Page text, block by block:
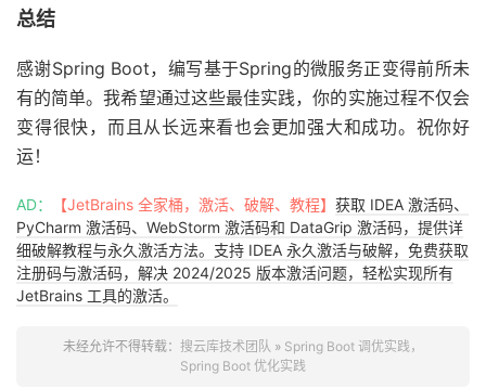
总结
感谢Spring Boot，编写基于Spring的微服务正变得前所未
有的简单。我希望通过这些最佳实践，你的实施过程不仅会
变得很快，而且从长远来看也会更加强大和成功。祝你好
运！
AD： 【JetBrains 全家桶，激活、破解、教程】 获取 IDEA 激活码、
PyCharm 激活码、WebStorm 激活码和 DataGrip 激活码，提供详
细破解教程与永久激活方法。支持 IDEA 永久激活与破解，免费获取
注册码与激活码，解决 2024/2025 版本激活问题，轻松实现所有
JetBrains 工具的激活。
未经允许不得转载： 搜云库技术团队 » Spring Boot 调优实践，
Spring Boot 优化实践